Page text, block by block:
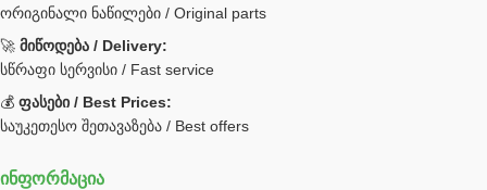
Bobcat ფილტრი
Caterpillar ფილტრი
JCB ფილტრი
ქვაბი გათბობა მილები
ორიგინალი ნაწილები / Original parts
🚀 მიწოდება / Delivery:
სწრაფი სერვისი / Fast service
💰 ფასები / Best Prices:
საუკეთესო შეთავაზება / Best offers
ინფორმაცია